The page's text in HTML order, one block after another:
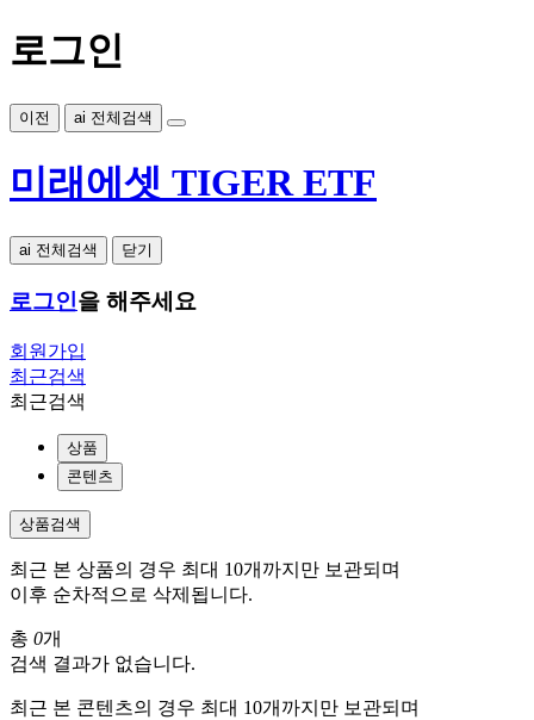
로그인
이전 ai 전체검색
미래에셋 TIGER ETF
ai 전체검색 닫기
로그인을 해주세요
회원가입
최근검색
최근검색
상품
콘텐츠
상품검색
최근 본 상품의 경우 최대 10개까지만 보관되며
이후 순차적으로 삭제됩니다.
총 0개
검색 결과가 없습니다.
최근 본 콘텐츠의 경우 최대 10개까지만 보관되며